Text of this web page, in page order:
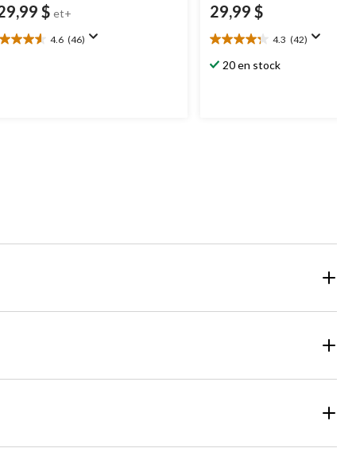
$ et+
4.6 (46)
29,99 $
4.3 (42)
4.3
étoile(s)
20 en stock